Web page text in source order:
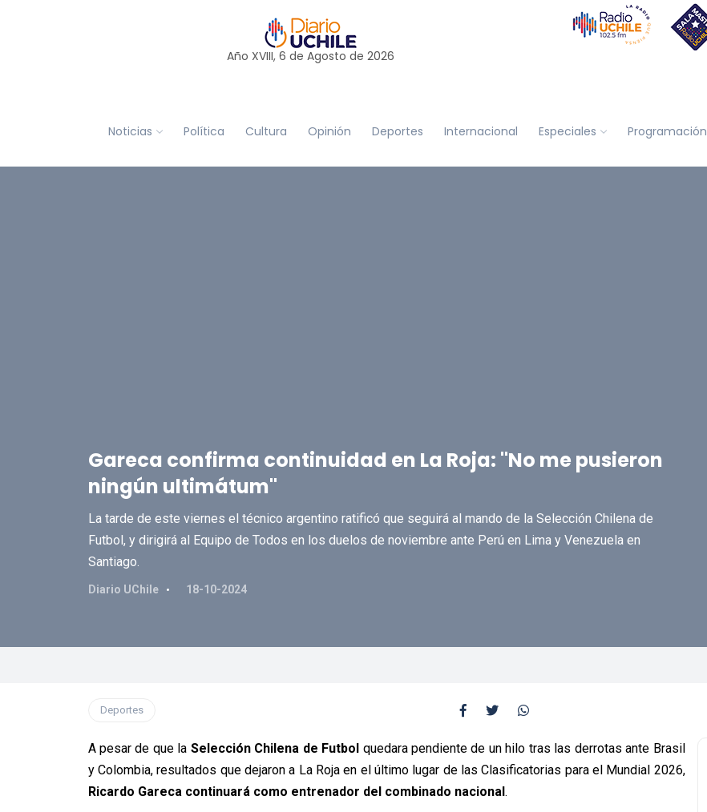
Año XVIII, 6 de Agosto de 2026
Noticias Política Cultura Opinión Deportes Internacional Especiales Programación
Gareca confirma continuidad en La Roja: "No me pusieron
ningún ultimátum"
La tarde de este viernes el técnico argentino ratificó que seguirá al mando de la Selección Chilena de
Futbol, y dirigirá al Equipo de Todos en los duelos de noviembre ante Perú en Lima y Venezuela en
Santiago.
Diario UChile 18-10-2024
Deportes
A pesar de que la Selección Chilena de Futbol quedara pendiente de un hilo tras las derrotas ante Brasil
y Colombia, resultados que dejaron a La Roja en el último lugar de las Clasificatorias para el Mundial 2026,
Ricardo Gareca continuará como entrenador del combinado nacional.